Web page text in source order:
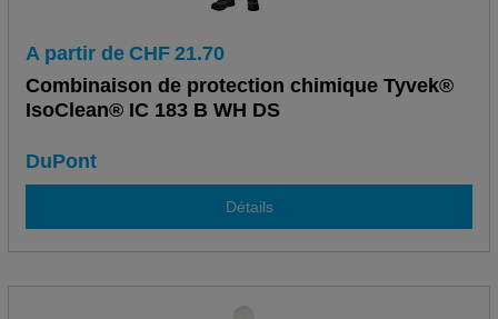
A partir de CHF 21.70
Combinaison de protection chimique Tyvek®
IsoClean® IC 183 B WH DS
DuPont
Détails